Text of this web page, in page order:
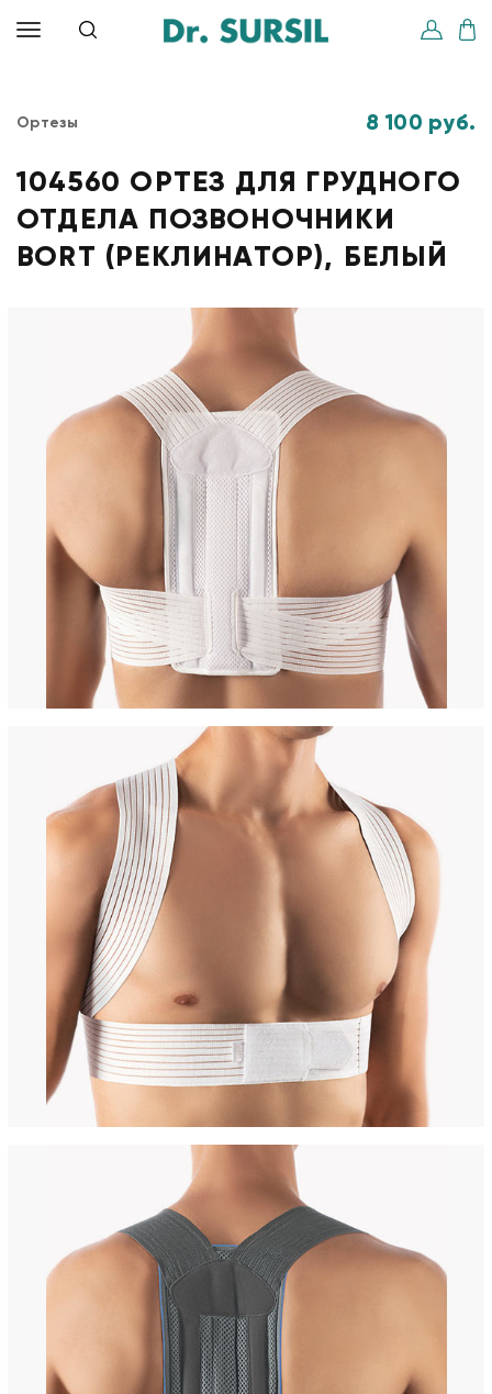
Ортезы 8 100 руб.
104560 ОРТЕЗ ДЛЯ ГРУДНОГО
ОТДЕЛА ПОЗВОНОЧНИКИ
BORT (РЕКЛИНАТОР), БЕЛЫЙ